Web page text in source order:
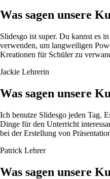
Was sagen unsere
Slidesgo ist super. Du kannst es
verwenden, um langweiligen
Kreationen für Schüler zu
Jackie Lehrerin
Was sagen unsere
Ich benutze Slidesgo jeden Tag.
Dinge für den Unterricht
bei der Erstellung von
Patrick Lehrer
Was sagen unsere